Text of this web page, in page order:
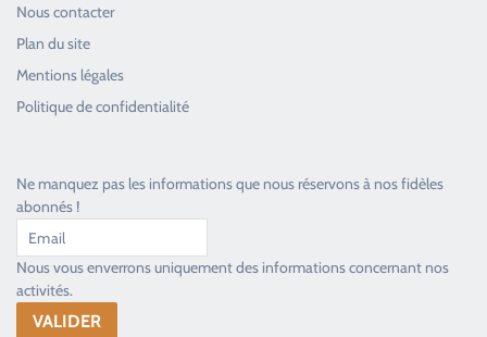
Nous contacter
Plan du site
Mentions légales
Politique de confidentialité
Ne manquez pas les informations que nous réservons à nos fidèles
abonnés !
Nous vous enverrons uniquement des informations concernant nos
activités.
Toujours heureux d'aider les passionnés